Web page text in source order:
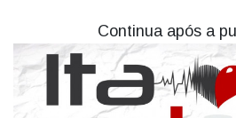
Continua após a